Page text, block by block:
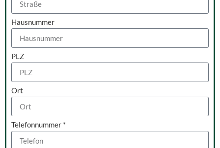
Hausnummer
PLZ
Ort
Telefonnummer *